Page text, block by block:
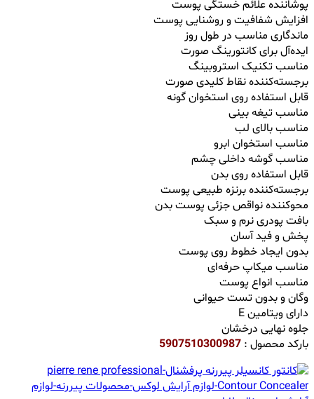
پوشاننده علائم خستگی پوست
افزایش شفافیت و روشنایی پوست
ماندگاری مناسب در طول روز
ایده‌آل برای کانتورینگ صورت
مناسب تکنیک استروبینگ
برجسته‌کننده نقاط کلیدی صورت
قابل استفاده روی استخوان گونه
مناسب تیغه بینی
مناسب بالای لب
مناسب استخوان ابرو
مناسب گوشه داخلی چشم
قابل استفاده روی بدن
برجسته‌کننده برنزه طبیعی پوست
محوکننده نواقص جزئی پوست بدن
بافت پودری نرم و سبک
پخش و فید آسان
بدون ایجاد خطوط روی پوست
مناسب میکاپ حرفه‌ای
مناسب انواع پوست
وگان و بدون تست حیوانی
دارای ویتامین E
جلوه نهایی درخشان
بارکد محصول : 5907510300987